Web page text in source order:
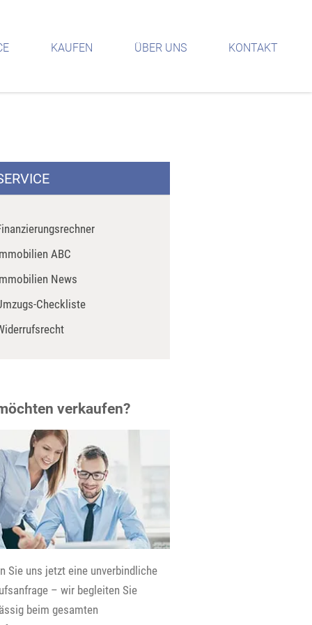
KAUFEN ÜBER UNS KONTAKT
ABC
News
Checkliste
verkaufen?
Sie uns jetzt eine unverbindliche
– wir begleiten Sie
beim gesamten